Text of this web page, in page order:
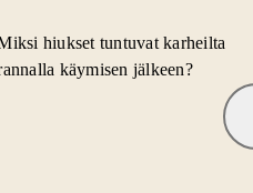
hiukset tuntuvat karheilta
käymisen jälkeen?